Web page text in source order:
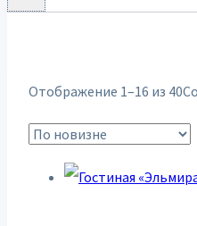
Отображение 1–16 из 40